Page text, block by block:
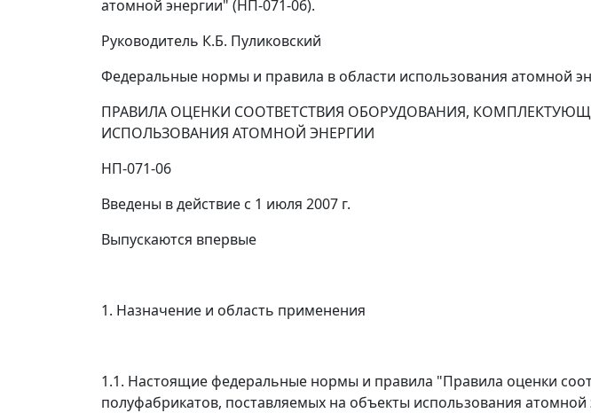
атомной энергии" (НП-071-06).
Руководитель К.Б. Пуликовский
Федеральные нормы и правила в области использования атомной
ПРАВИЛА ОЦЕНКИ СООТВЕТСТВИЯ ОБОРУДОВАНИЯ,
ИСПОЛЬЗОВАНИЯ АТОМНОЙ ЭНЕРГИИ
НП-071-06
Введены в действие с 1 июля 2007 г.
Выпускаются впервые
1. Назначение и область применения
1.1. Настоящие федеральные нормы и правила "Правила оценки
полуфабрикатов, поставляемых на объекты использования